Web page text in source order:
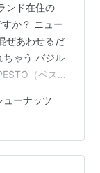
ンド在住の
か？ ニュー
ぜあわせるだ
ゃう バジル
（ペス
フレッシュ
うでない方
トで 本格的な
バジルペース
ューナッツ